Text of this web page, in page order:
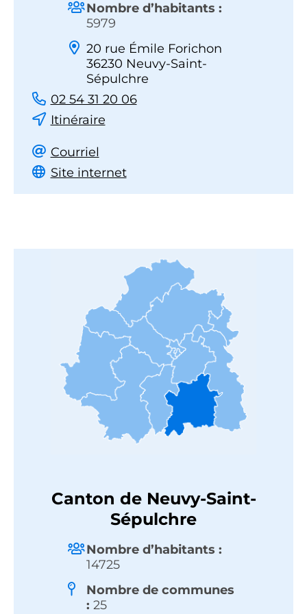
Nombre d’habitants :
5979
20 rue Émile Forichon
36230 Neuvy-Saint-
Sépulchre
02 54 31 20 06
Itinéraire
Courriel
Site internet
Canton de Neuvy-Saint-
Sépulchre
Nombre d’habitants :
14725
Nombre de communes
: 25